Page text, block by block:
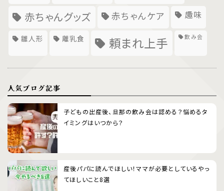
赤ちゃんグッズ 赤ちゃんケア 趣味
雛人形 離乳食 頼まれ上手 飲み会
人気ブログ記事
子どもの出産後、旦那の飲み会は認める？悩めるタ
イミングはいつから？
産後パパに読んでほしい！ママが必要としているやっ
てほしいこと8選